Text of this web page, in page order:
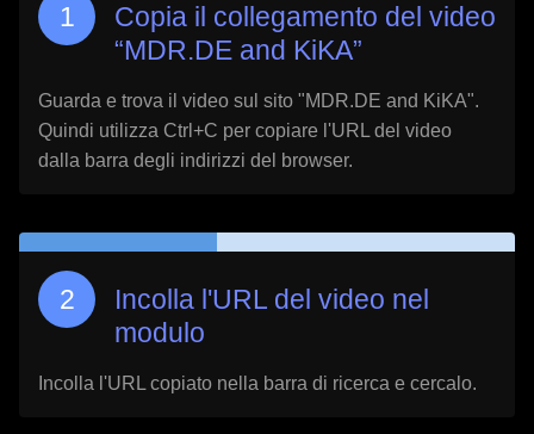
Copia il collegamento del video
“MDR.DE and KiKA”
Guarda e trova il video sul sito "MDR.DE and KiKA".
Quindi utilizza Ctrl+C per copiare l'URL del video
dalla barra degli indirizzi del browser.
Incolla l'URL del video nel
modulo
Incolla l'URL copiato nella barra di ricerca e cercalo.